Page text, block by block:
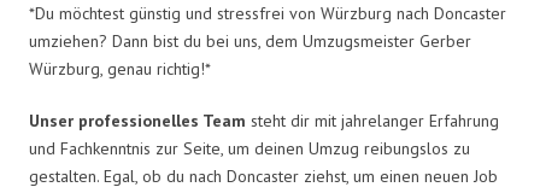
*Du möchtest günstig und stressfrei von Würzburg nach Doncaster
umziehen? Dann bist du bei uns, dem Umzugsmeister Gerber
Würzburg, genau richtig!*
Unser professionelles Team steht dir mit jahrelanger Erfahrung
und Fachkenntnis zur Seite, um deinen Umzug reibungslos zu
gestalten. Egal, ob du nach Doncaster ziehst, um einen neuen Job